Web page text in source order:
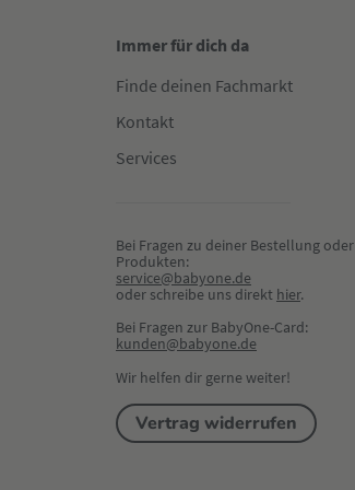
Immer für dich da
Finde deinen Fachmarkt
Kontakt
Services
Bei Fragen zu deiner Bestellung oder
Produkten:
service@babyone.de
oder schreibe uns direkt hier.
Bei Fragen zur BabyOne-Card:
kunden@babyone.de
Wir helfen dir gerne weiter!
Vertrag widerrufen